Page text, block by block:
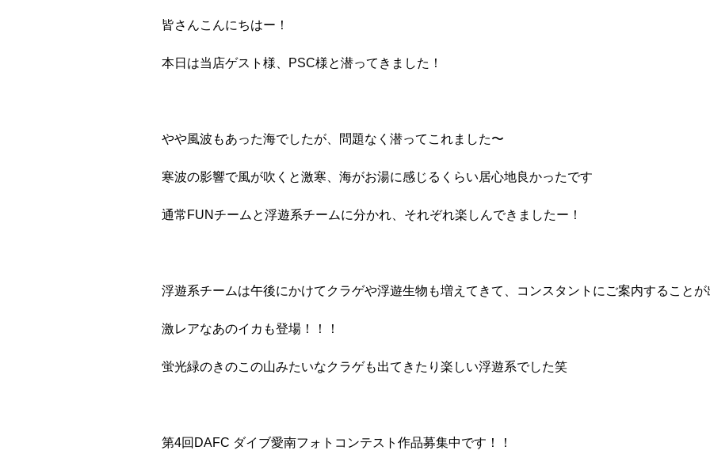
皆さんこんにちはー！
本日は当店ゲスト様、PSC様と潜ってきました！
やや風波もあった海でしたが、問題なく潜ってこれました〜
寒波の影響で風が吹くと激寒、海がお湯に感じるくらい居心地良かったです
通常FUNチームと浮遊系チームに分かれ、それぞれ楽しんできましたー！
浮遊系チームは午後にかけてクラゲや浮遊生物も増えてきて、コンスタントにご案内することが
激レアなあのイカも登場！！！
蛍光緑のきのこの山みたいなクラゲも出てきたり楽しい浮遊系でした笑
第4回DAFC ダイブ愛南フォトコンテスト作品募集中です！！